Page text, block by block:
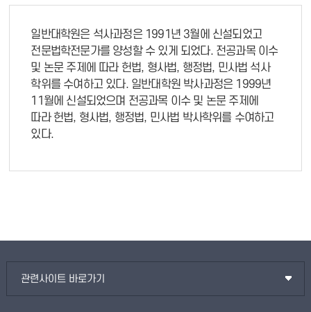
일반대학원은 석사과정은 1991년 3월에 신설되었고
전문법학전문가를 양성할 수 있게 되었다. 전공과목 이수
및 논문 주제에 따라 헌법, 형사법, 행정법, 민사법 석사
학위를 수여하고 있다. 일반대학원 박사과정은 1999년
11월에 신설되었으며 전공과목 이수 및 논문 주제에
따라 헌법, 형사법, 행정법, 민사법 박사학위를 수여하고
있다.
관련사이트 바로가기